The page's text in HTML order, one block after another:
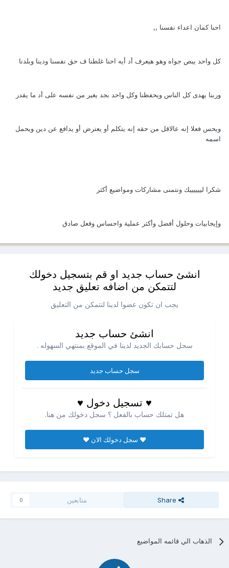
احنا كمان اعداء نفسنا ,,
كل واحد يبص جواه وهو هيعرف أد أيه احنا غلطنا ف حق نفسنا ودينا وبلدنا
وربنا يهدى كل الناس ويحفظنا وكل واحد بجد يغير من نفسه على أد ما يقدر
ويحس فعلا إنه عالاقل من حقه إنه يتكلم أو يعترض أو يدافع عن دين ويحمل
اسمه
شكرا لييييييك ونتمنى مشاركات ومواضيع أكثر
وإيجابيات وحلول أفضل وأكثر عملية واحساس وفعل صادق
انشئ حساب جديد او قم بتسجيل دخولك
لتتمكن من اضافه تعليق جديد
يجب ان تكون عضوا لدينا لتتمكن من التعليق
انشئ حساب جديد
سجل حسابك الجديد لدينا في الموقع بمنتهي السهوله .
سجل حساب جديد
♥ تسجيل دخول ♥
هل تمتلك حساب بالفعل ؟ سجل دخولك من هنا.
♥ سجل دخولك الان ♥
Share متابعين 0
الذهاب الي قائمه المواضيع